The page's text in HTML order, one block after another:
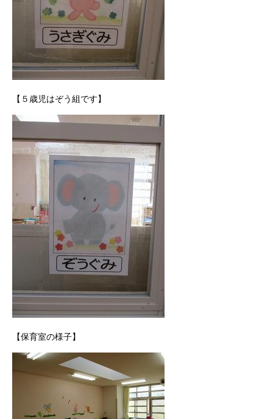
【５歳児はぞう組です】
【保育室の様子】